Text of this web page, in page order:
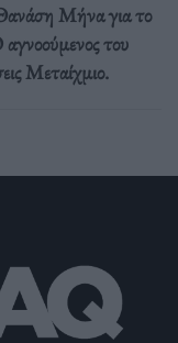
Μήνα για το
του
Μεταίχμιο.